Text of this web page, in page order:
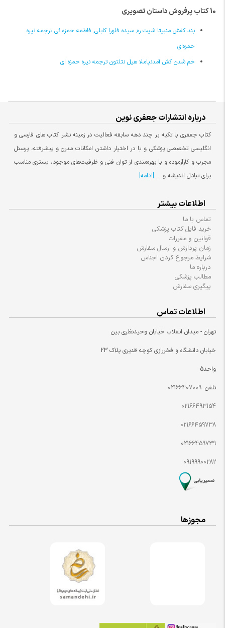
10 کتاب پرفروش داستان تصویری
بند کفش منبیتا شیت ره, سیده فلورا کابلی, فاطمه حمزه ئی ترجمه نیره
حمزه‌ای
خم شدن کش آمدنپاملا هیل نتلتون ترجمه نیره حمزه ای
درباره انتشارات جعفری نوین
کتاب جعفری با تکیه بر چند دهه سابقه فعالیت در زمینه نشر کتاب های فارسی و
انگلیسی تخصصی پزشکی و با در اختیار داشتن امکانات مدرن و پیشرفته، پرسنل
مجرب و کارآزموده و با بهره‌مندی از توان فنی و ظرفیت‌های موجود، بستری مناسب
برای تبادل اندیشه و ... [ادامه]
اطلاعات بیشتر
تماس با ما
خرید فایل کتاب پزشکی
قوانین و مقررات
زمان پردازش و ارسال سفارش
شرایط مرجوع کردن اجناس
درباره ما
مطالب پزشکی
پیگیری سفارش
اطلاعات تماس
تهران - میدان انقلاب خیابان وحیدنظری بین
خیابان دانشگاه و فخررازی کوچه قدیری پلاک 23
واحد5
تلفن: 02166407009
02166493154
02166459738
02166459739
09199900282
مجوزها